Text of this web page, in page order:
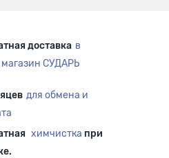
доставка в
СУДАРЬ
для обмена и
химчистка при